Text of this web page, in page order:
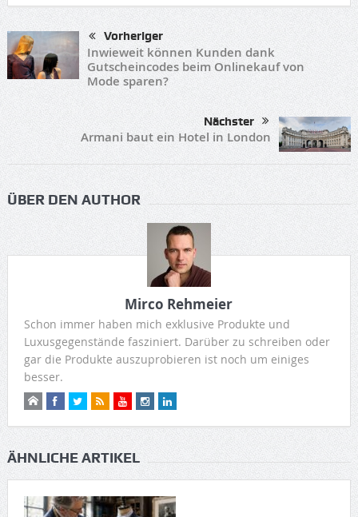
Vorheriger
Inwieweit können Kunden dank
Gutscheincodes beim Onlinekauf von
Mode sparen?
Nächster
Armani baut ein Hotel in London
ÜBER DEN AUTHOR
Mirco Rehmeier
Schon immer haben mich exklusive Produkte und
Luxusgegenstände fasziniert. Darüber zu schreiben oder
gar die Produkte auszuprobieren ist noch um einiges
besser.
ÄHNLICHE ARTIKEL